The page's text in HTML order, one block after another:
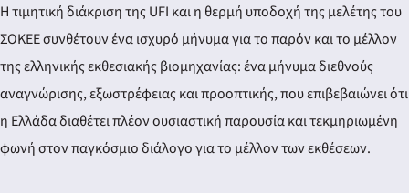
Η τιμητική διάκριση της UFI και η θερμή υποδοχή της μελέτης του
ΣΟΚΕΕ συνθέτουν ένα ισχυρό μήνυμα για το παρόν και το μέλλον
της ελληνικής εκθεσιακής βιομηχανίας: ένα μήνυμα διεθνούς
αναγνώρισης, εξωστρέφειας και προοπτικής, που επιβεβαιώνει ότι
η Ελλάδα διαθέτει πλέον ουσιαστική παρουσία και τεκμηριωμένη
φωνή στον παγκόσμιο διάλογο για το μέλλον των εκθέσεων.